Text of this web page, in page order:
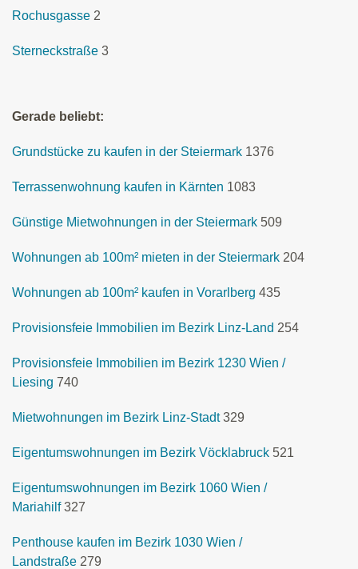
Rochusgasse 2
Sterneckstraße 3
Gerade beliebt:
Grundstücke zu kaufen in der Steiermark 1376
Terrassenwohnung kaufen in Kärnten 1083
Günstige Mietwohnungen in der Steiermark 509
Wohnungen ab 100m² mieten in der Steiermark 204
Wohnungen ab 100m² kaufen in Vorarlberg 435
Provisionsfeie Immobilien im Bezirk Linz-Land 254
Provisionsfeie Immobilien im Bezirk 1230 Wien /
Liesing 740
Mietwohnungen im Bezirk Linz-Stadt 329
Eigentumswohnungen im Bezirk Vöcklabruck 521
Eigentumswohnungen im Bezirk 1060 Wien /
Mariahilf 327
Penthouse kaufen im Bezirk 1030 Wien /
Landstraße 279